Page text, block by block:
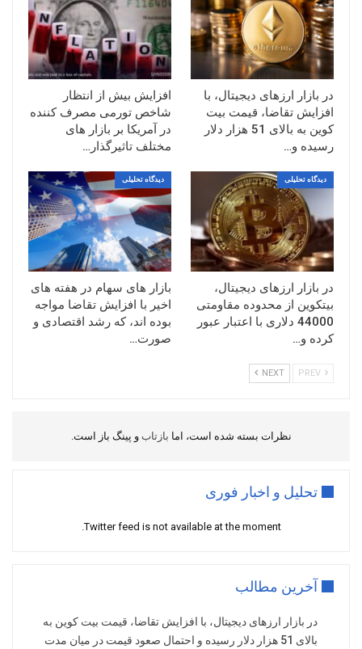
در بازار ارزهای دیجیتال، با
افزایش تقاضا، قیمت بیت
کوین به بالای 51 هزار دلار
رسیده و…
افزایش بیش از انتظار
شاخص تورمی مصرف کننده
در آمریکا بر بازار های
مختلف تاثیرگذار…
دیدگاه تحلیلی
در بازار ارزهای دیجیتال،
بیتکوین از محدوده مقاومتی
44000 دلاری با اعتبار عبور
کرده و…
دیدگاه تحلیلی
بازار های سهام در هفته های
اخیر با افزایش تقاضا مواجه
بوده اند، که رشد اقتصادی و
صورت…
NEXT
نظرات بسته شده است، اما بازتابو پینگ باز است.
تحلیل و اخبار فوری
Twitter feed is not available at the moment.
آخرین مطالب
در بازار ارزهای دیجیتال، با افزایش تقاضا، قیمت بیت کوین به
بالای 51 هزار دلار رسیده و احتمال صعود قیمت در میان مدت